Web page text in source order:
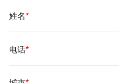
姓名*
电话*